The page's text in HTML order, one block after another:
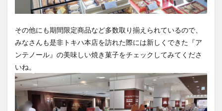
その他にも期間限定商品など多数取り揃えられているので、
みなさんも是非トキハ本店を訪れた際には新しくできた『ア
ンテノール』の美味しい焼き菓子をチェックしてみてくださ
いね。